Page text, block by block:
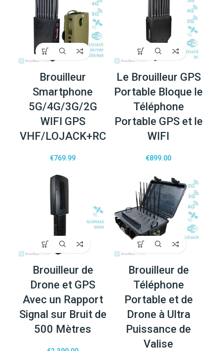
Brouilleur
Smartphone
5G/4G/3G/2G
WIFI GPS
VHF/LOJACK+RC
€769.99
Le Brouilleur GPS
Portable Bloque le
Téléphone
Portable GPS et le
WIFI
€899.00
Brouilleur de
Drone et GPS
Avec un Rapport
Signal sur Bruit de
500 Mètres
Brouilleur de
Téléphone
Portable et de
Drone à Ultra
Puissance de
Valise